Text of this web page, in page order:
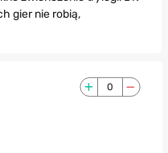
gier nie robią,
0